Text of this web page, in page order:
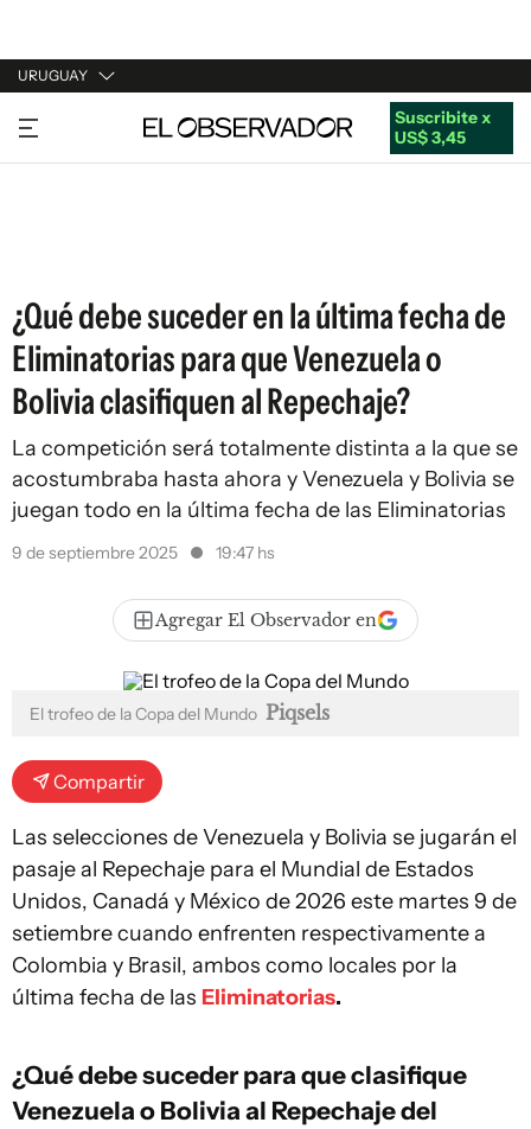
URUGUAY
URUGUAY
ARGENTINA
Suscribite x
US$ 3,45
¿Qué debe suceder en la última fecha de
Eliminatorias para que Venezuela o
Bolivia clasifiquen al Repechaje?
La competición será totalmente distinta a la que se
acostumbraba hasta ahora y Venezuela y Bolivia se
juegan todo en la última fecha de las Eliminatorias
9 de septiembre 2025 19:47 hs
Agregar El Observador en
El trofeo de la Copa del Mundo Piqsels
Compartir
Las selecciones de Venezuela y Bolivia se jugarán el
pasaje al Repechaje para el Mundial de Estados
Unidos, Canadá y México de 2026 este martes 9 de
setiembre cuando enfrenten respectivamente a
Colombia y Brasil, ambos como locales por la
última fecha de las Eliminatorias.
¿Qué debe suceder para que clasifique
Venezuela o Bolivia al Repechaje del